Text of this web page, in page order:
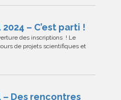
– C’est parti !
des inscriptions ! Le
de projets scientifiques et
– Des rencontres